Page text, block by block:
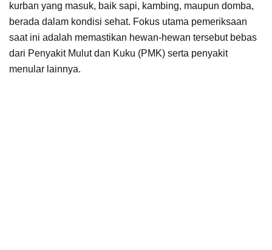
kurban yang masuk, baik sapi, kambing, maupun domba,
berada dalam kondisi sehat. Fokus utama pemeriksaan
saat ini adalah memastikan hewan-hewan tersebut bebas
dari Penyakit Mulut dan Kuku (PMK) serta penyakit
menular lainnya.